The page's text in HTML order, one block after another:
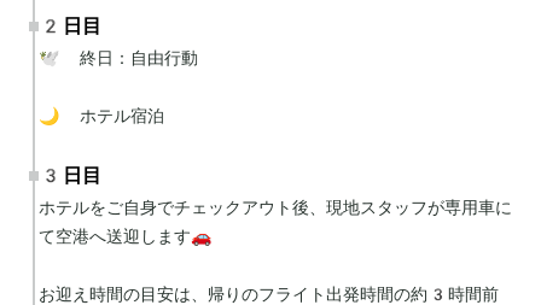
2日目
🕊 終日：自由行動
🌙 ホテル宿泊
3日目
ホテルをご自身でチェックアウト後、現地スタッフが専用車に
て空港へ送迎します🚗
お迎え時間の目安は、帰りのフライト出発時間の約3時間前